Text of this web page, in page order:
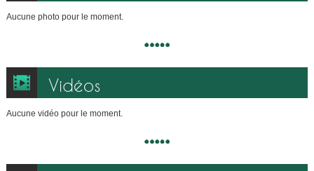
Aucune photo pour le moment.
Vidéos
Aucune vidéo pour le moment.